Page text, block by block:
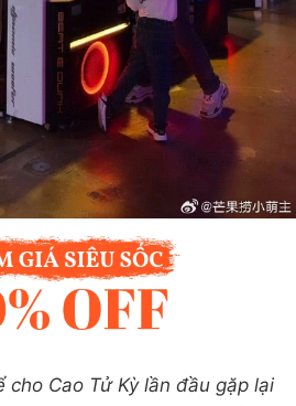
cho Cao Tử Kỳ lần đầu gặp lại